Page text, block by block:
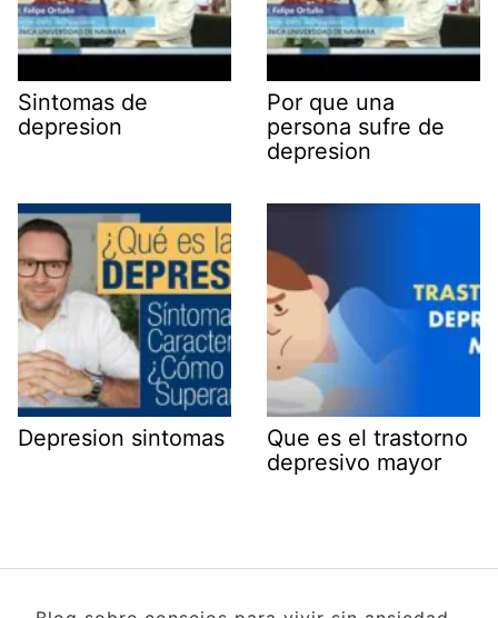
Sintomas de
depresion
Por que una
persona sufre de
depresion
Depresion sintomas
Que es el trastorno
depresivo mayor